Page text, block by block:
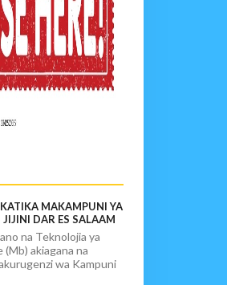
MAKAMPUNI YA
DAR ES SALAAM
na Teknolojia ya
(Mb) akiagana na
wa Kampuni